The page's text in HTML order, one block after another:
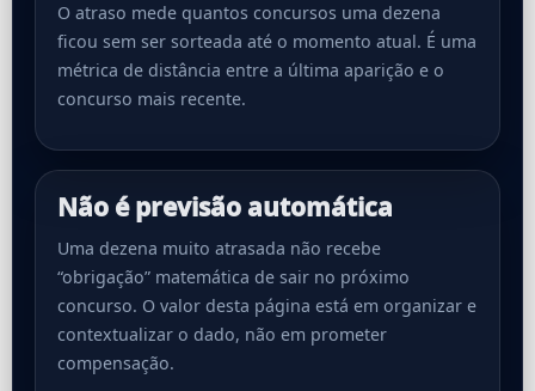
O atraso mede quantos concursos uma dezena
ficou sem ser sorteada até o momento atual. É uma
métrica de distância entre a última aparição e o
concurso mais recente.
Não é previsão automática
Uma dezena muito atrasada não recebe
“obrigação” matemática de sair no próximo
concurso. O valor desta página está em organizar e
contextualizar o dado, não em prometer
compensação.